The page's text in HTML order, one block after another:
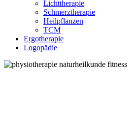
Lichttherapie
Schmerztherapie
Heilpflanzen
TCM
Ergotherapie
Logopädie